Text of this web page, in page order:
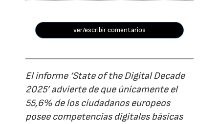
ver/escribir comentarios
El informe ‘State of the Digital Decade
2025’ advierte de que únicamente el
55,6% de los ciudadanos europeos
posee competencias digitales básicas